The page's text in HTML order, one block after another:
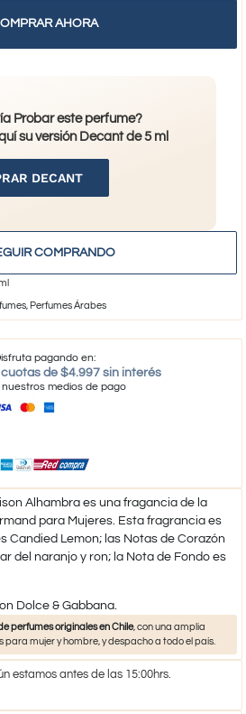
AHORA
Probar este perfume?
su versión Decant de 5 ml
DECANT
COMPRANDO
, Perfumes Árabes
pagando en:
de $4.997 sin interés
medios de pago
Alhambra es una fragancia de la
para Mujeres. Esta fragrancia es
Candied Lemon; las Notas de Corazón
del naranjo y ron; la Nota de Fondo es
Dolce & Gabbana.
perfumes originales en Chile, con una amplia
mujer y hombre, y despacho a todo el país.
estamos antes de las 15:00hrs.